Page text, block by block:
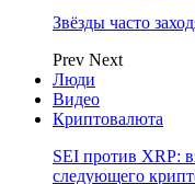
Звёзды часто
Prev Next
Люди
Видео
Криптовалюта
SEI против XRP:
следующего